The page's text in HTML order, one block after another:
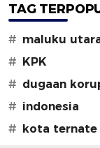
TAG
# maluku
# KPK
# dugaan
# indonesia
# kota ternate